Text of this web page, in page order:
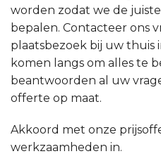
worden zodat we de
bepalen. Contacteer ons
plaatsbezoek bij uw thuis
komen langs om alles te
beantwoorden al uw
offerte op maat.
Akkoord met onze
werkzaamheden in.